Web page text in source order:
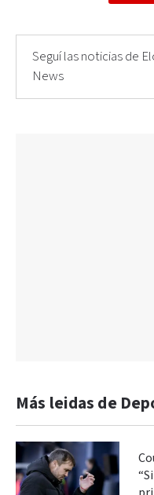
Seguí las noticias de
News
Más leidas de